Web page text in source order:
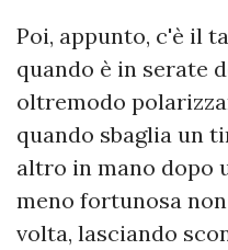
Poi, appunto, c'è il
quando è in serate
oltremodo
quando sbaglia un
altro in mano dopo
meno fortunosa
volta, lasciando